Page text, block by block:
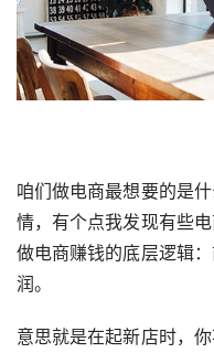
咱们做电商最想要的是
情，有个点我发现有些
做电商赚钱的底层逻辑
润。
意思就是在起新店时，